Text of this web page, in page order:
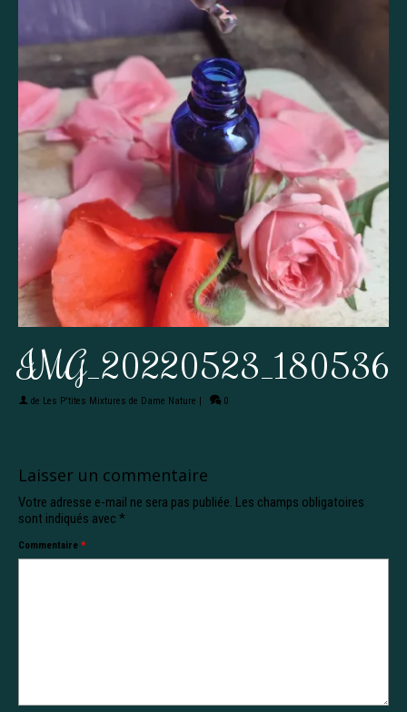
IMG_20220523_180536
de Les P'tites Mixtures de Dame Nature | 0
Laisser un commentaire
Votre adresse e-mail ne sera pas publiée. Les champs obligatoires
sont indiqués avec *
Commentaire *